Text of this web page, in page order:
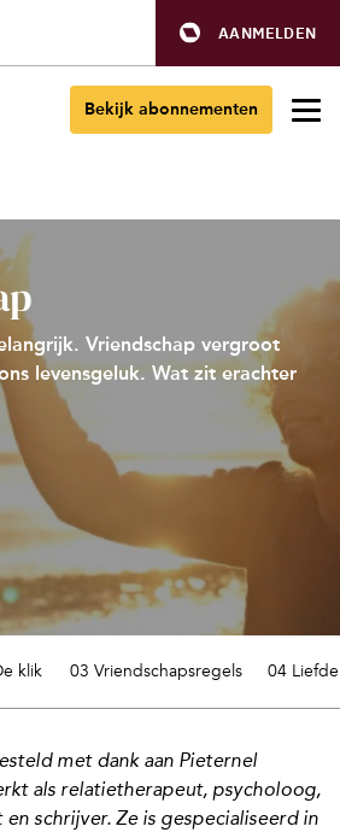
AANMELDEN
Bekijk abonnementen
Vriendschap vergroot
levensgeluk. Wat zit erachter
klik 03 Vriendschapsregels 04
met dank aan Pieternel
als relatietherapeut, psycholoog,
schrijver. Ze is gespecialiseerd in